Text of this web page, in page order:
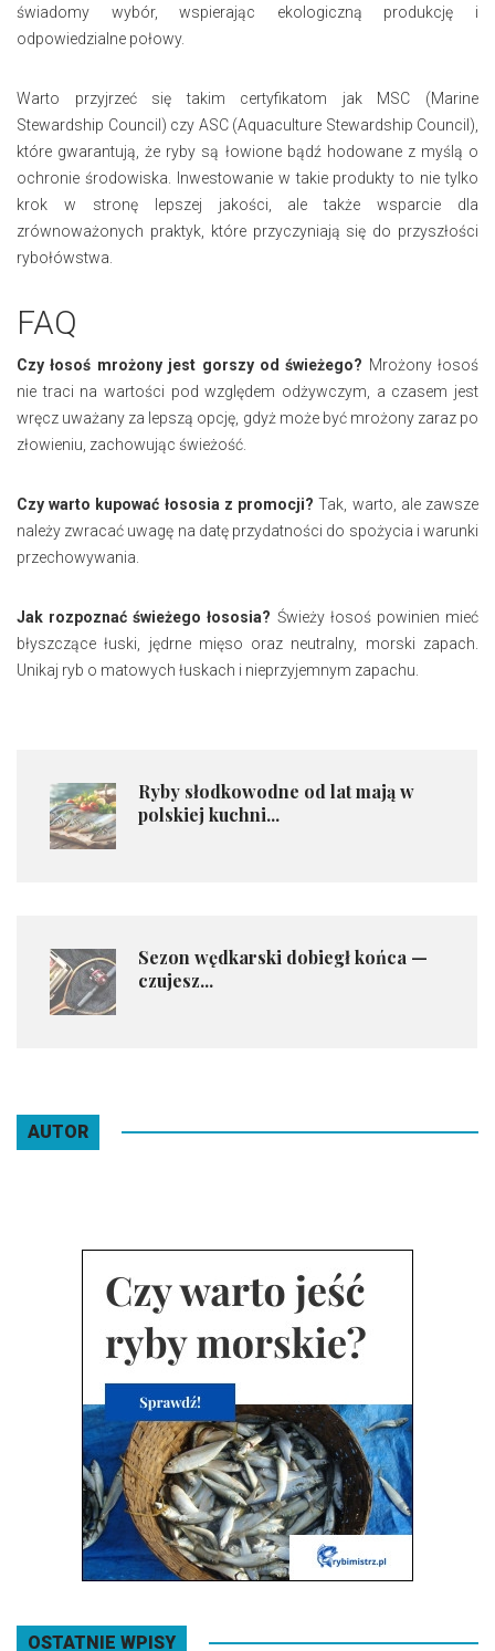
świadomy wybór, wspierając ekologiczną produkcję i
odpowiedzialne połowy.
Warto przyjrzeć się takim certyfikatom jak MSC (Marine
Stewardship Council) czy ASC (Aquaculture Stewardship Council),
które gwarantują, że ryby są łowione bądź hodowane z myślą o
ochronie środowiska. Inwestowanie w takie produkty to nie tylko
krok w stronę lepszej jakości, ale także wsparcie dla
zrównoważonych praktyk, które przyczyniają się do przyszłości
rybołówstwa.
FAQ
Czy łosoś mrożony jest gorszy od świeżego? Mrożony łosoś
nie traci na wartości pod względem odżywczym, a czasem jest
wręcz uważany za lepszą opcję, gdyż może być mrożony zaraz po
złowieniu, zachowując świeżość.
Czy warto kupować łososia z promocji? Tak, warto, ale zawsze
należy zwracać uwagę na datę przydatności do spożycia i warunki
przechowywania.
Jak rozpoznać świeżego łososia? Świeży łosoś powinien mieć
błyszczące łuski, jędrne mięso oraz neutralny, morski zapach.
Unikaj ryb o matowych łuskach i nieprzyjemnym zapachu.
Ryby słodkowodne od lat mają w
polskiej kuchni...
Sezon wędkarski dobiegł końca —
czujesz...
AUTOR
OSTATNIE WPISY